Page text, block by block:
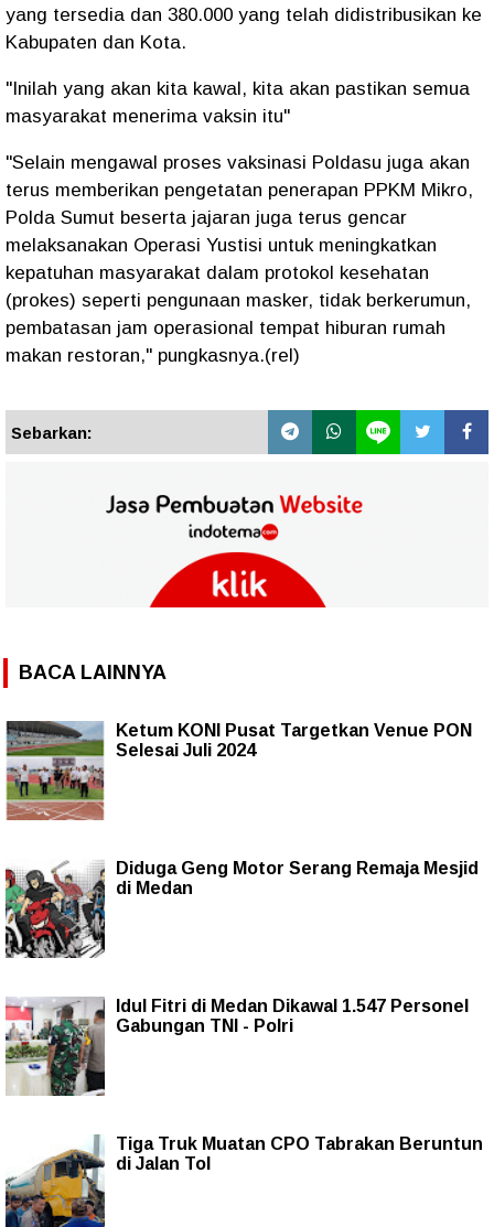
yang tersedia dan 380.000 yang telah didistribusikan ke
Kabupaten dan Kota.
"Inilah yang akan kita kawal, kita akan pastikan semua
masyarakat menerima vaksin itu"
"Selain mengawal proses vaksinasi Poldasu juga akan
terus memberikan pengetatan penerapan PPKM Mikro,
Polda Sumut beserta jajaran juga terus gencar
melaksanakan Operasi Yustisi untuk meningkatkan
kepatuhan masyarakat dalam protokol kesehatan
(prokes) seperti pengunaan masker, tidak berkerumun,
pembatasan jam operasional tempat hiburan rumah
makan restoran," pungkasnya.(rel)
Sebarkan:
BACA LAINNYA
Ketum KONI Pusat Targetkan Venue PON
Selesai Juli 2024
Diduga Geng Motor Serang Remaja Mesjid
di Medan
Idul Fitri di Medan Dikawal 1.547 Personel
Gabungan TNI - Polri
Tiga Truk Muatan CPO Tabrakan Beruntun
di Jalan Tol